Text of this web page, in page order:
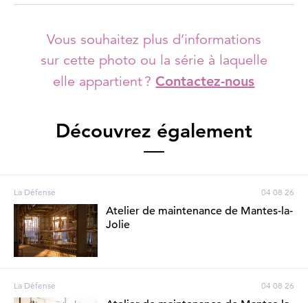
Vous souhaitez plus d’informations
sur cette photo ou la série à laquelle
elle appartient ? Contactez-nous
Découvrez également
La Défense 04 08 26
Atelier de maintenance de Mantes-la-
Jolie
La Défense 04 08 26